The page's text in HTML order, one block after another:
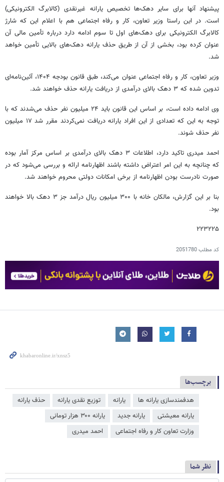
پیشنهاد آنها برای سایر دهک‌ها تخصیص یارانه غیرنقدی (کالابرگ الکترونیکی)
است. در این راستا وزیر تعاون، کار و رفاه اجتماعی هم با اعلام این که شارژ
کالابرگ الکترونیکی برای دهک‌های اول تا سوم ادامه دارد درباره تأمین مالی آن
عنوان کرده بود، بخشی از آن از طریق حذف یارانه دهک‌های بالایی تأمین خواهد
شد.
وزیر تعاون، کار و رفاه اجتماعی عنوان می‌کند، طبق قانون بودجه ۱۴۰۴، آئین‌نامه‌ای
تدوین شده که ۳ دهک بالای درآمدی از دریافت یارانه حذف خواهند شد.
وی ادامه داده است، بر اساس این قانون باید ۲۴ میلیون نفر حذف می‌شدند که با
توجه به این که تعدادی از این افراد یارانه دریافت نمی‌کردند مقرر شد ۱۷ میلیون
نفر حذف شوند.
احمد میدری تاکید دارد، اطلاعات ۳ دهک بالای درآمدی بر اساس مرکز آمار بوده
که چنانچه به این امر اعتراض داشته باشند اظهارنامه ارائه و بررسی می‌شود که در
صورت نادرست بودن اظهارنامه از برخی امکانات دولتی محروم خواهند شد.
بنا بر این گزارش، مالکان خانه با ۳۰۰ میلیون ریال درآمد جز ۳ دهک بالا خواهند
بود.
۲۲۳۲۲۵
کد مطلب2051780
برچسب‌ها
هدفمندسازی یارانه ​‌ها یارانه توزیع نقدی یارانه
حذف یارانه
یارانه معیشتی
یارانه جدید
یارانه ۳۰۰ هزار تومانی
وزارت تعاون کار و رفاه اجتماعی
احمد میدری
نظر شما